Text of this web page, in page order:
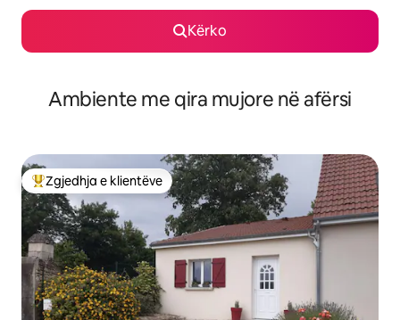
Kërko
Ambiente me qira mujore në afërsi
Më të mirat e zgjedhjeve të klientëve
Zgjedhja e klientëve